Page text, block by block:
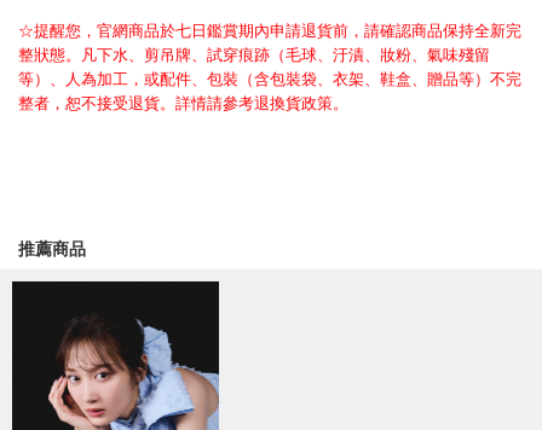
☆提醒您，官網商品於七日鑑賞期內申請退貨前，請確認商品保持全新完
整狀態。凡下水、剪吊牌、試穿痕跡（毛球、汙漬、妝粉、氣味殘留
等）、人為加工，或配件、包裝（含包裝袋、衣架、鞋盒、贈品等）不完
整者，恕不接受退貨。詳情請參考退換貨政策。
推薦商品